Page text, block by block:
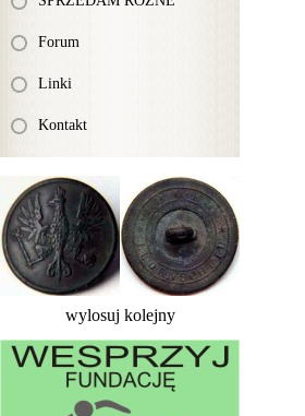
Forum
Linki
Kontakt
wylosuj kolejny